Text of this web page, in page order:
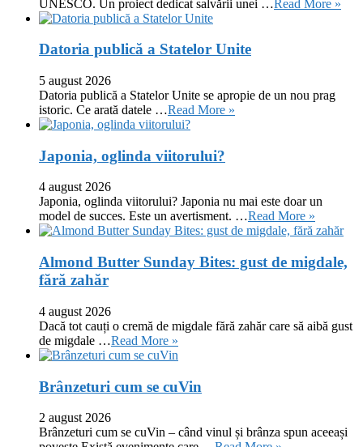
UNESCO. Un proiect dedicat salvării unei …Read More »
Datoria publică a Statelor Unite
5 august 2026
Datoria publică a Statelor Unite se apropie de un nou prag
istoric. Ce arată datele …Read More »
Japonia, oglinda viitorului?
4 august 2026
Japonia, oglinda viitorului? Japonia nu mai este doar un
model de succes. Este un avertisment. …Read More »
Almond Butter Sunday Bites: gust de migdale,
fără zahăr
4 august 2026
Dacă tot cauți o cremă de migdale fără zahăr care să aibă gust
de migdale …Read More »
Brânzeturi cum se cuVin
2 august 2026
Brânzeturi cum se cuVin – când vinul și brânza spun aceeași